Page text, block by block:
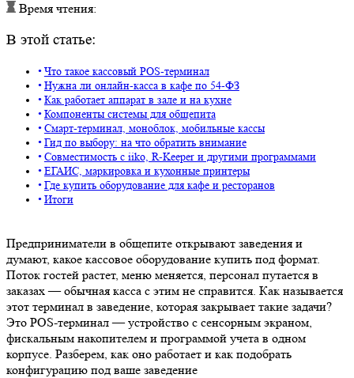
Время чтения:
В этой статье:
Что такое кассовый POS-терминал
Нужна ли онлайн-касса в кафе по 54-ФЗ
Как работает аппарат в зале и на кухне
Компоненты системы для общепита
Смарт-терминал, моноблок, мобильные кассы
Гид по выбору: на что обратить внимание
Совместимость с iiko, R-Keeper и другими программами
ЕГАИС, маркировка и кухонные принтеры
Где купить оборудование для кафе и ресторанов
Итоги
Предприниматели в общепите открывают заведения и
думают, какое кассовое оборудование купить под формат.
Поток гостей растет, меню меняется, персонал путается в
заказах — обычная касса с этим не справится. Как называется
этот терминал в заведение, которая закрывает такие задачи?
Это POS-терминал — устройство с сенсорным экраном,
фискальным накопителем и программой учета в одном
корпусе. Разберем, как оно работает и как подобрать
конфигурацию под ваше заведение